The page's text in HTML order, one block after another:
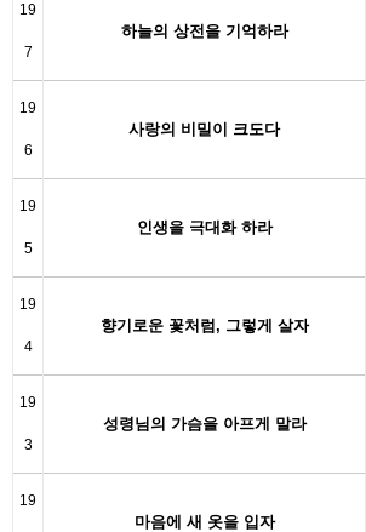
19
7
하늘의 상전을 기억하라
19
6
사랑의 비밀이 크도다
19
5
인생을 극대화 하라
19
4
향기로운 꽃처럼, 그렇게 살자
19
3
성령님의 가슴을 아프게 말라
19
마음에 새 옷을 입자